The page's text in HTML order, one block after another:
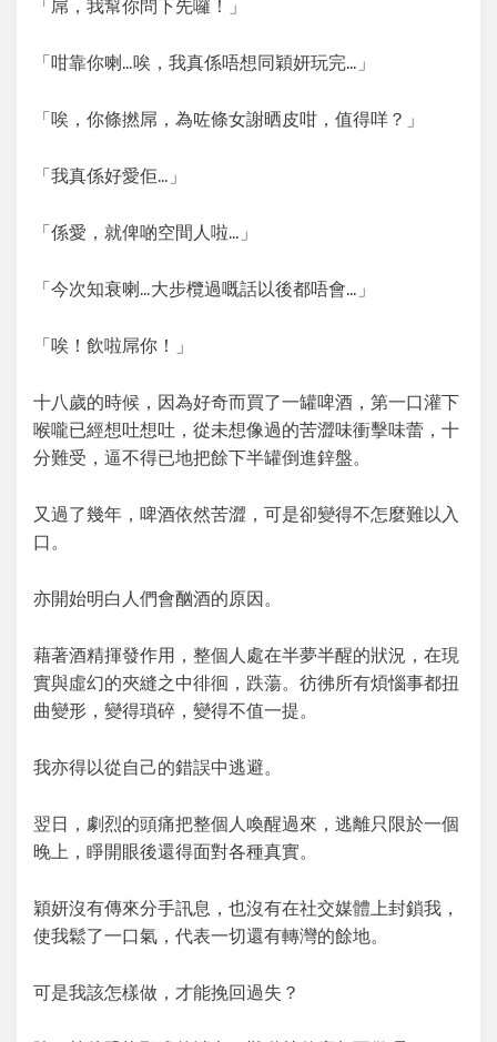
「屌，我幫你問下先囉！」
「咁靠你喇…唉，我真係唔想同穎妍玩完…」
「唉，你條撚屌，為咗條女謝晒皮咁，值得咩？」
「我真係好愛佢…」
「係愛，就俾啲空間人啦…」
「今次知衰喇…大步欖過嘅話以後都唔會…」
「唉！飲啦屌你！」
十八歲的時候，因為好奇而買了一罐啤酒，第一口灌下
喉嚨已經想吐想吐，從未想像過的苦澀味衝擊味蕾，十
分難受，逼不得已地把餘下半罐倒進鋅盤。
又過了幾年，啤酒依然苦澀，可是卻變得不怎麼難以入
口。
亦開始明白人們會酗酒的原因。
藉著酒精揮發作用，整個人處在半夢半醒的狀況，在現
實與虛幻的夾縫之中徘徊，跌蕩。彷彿所有煩惱事都扭
曲變形，變得瑣碎，變得不值一提。
我亦得以從自己的錯誤中逃避。
翌日，劇烈的頭痛把整個人喚醒過來，逃離只限於一個
晚上，睜開眼後還得面對各種真實。
穎妍沒有傳來分手訊息，也沒有在社交媒體上封鎖我，
使我鬆了一口氣，代表一切還有轉灣的餘地。
可是我該怎樣做，才能挽回過失？